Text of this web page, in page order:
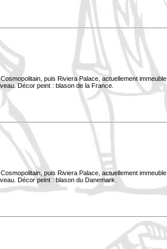
puis Riviera Palace, actuellement immeuble
Décor peint : blason de la France.
puis Riviera Palace, actuellement immeuble
Décor peint : blason du Danemark.